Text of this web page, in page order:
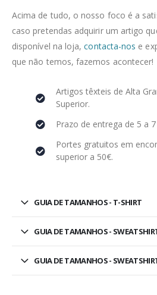
Acima de tudo, o nosso foco é a
caso pretendas adquirir um artigo
disponível na loja,contacta-nos e
que não temos, fazemos acontecer!
Artigos têxteis de Alta
Superior.
Prazo de entrega de 5 a
Portes gratuitos em
superior a 50€.
GUIA DE TAMANHOS - T-SHIRT
GUIA DE TAMANHOS -
GUIA DE TAMANHOS -